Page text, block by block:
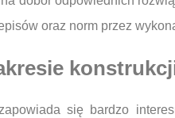
oraz norm przez
się bardzo